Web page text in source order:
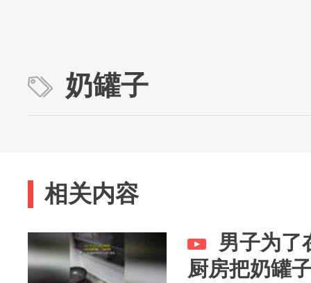
奶罐子
相关内容
男子为了
厨房把奶罐